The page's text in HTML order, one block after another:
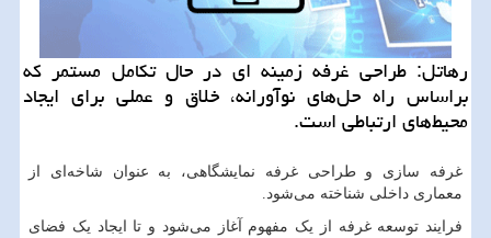
رهاتل: طراحی غرفه زمینه ای در حال تكامل مستمر كه
براساس راه حل‌های نوآورانه، خلاق و عملی برای ایجاد
محیط‌های ارتباطی است.
غرفه سازی و طراحی غرفه نمایشگاهی، به عنوان شاخه‌ای از
معماری داخلی شناخته می‌شود.
فرایند توسعه غرفه از یک مفهوم آغاز می‌شود و تا ایجاد یک فضای